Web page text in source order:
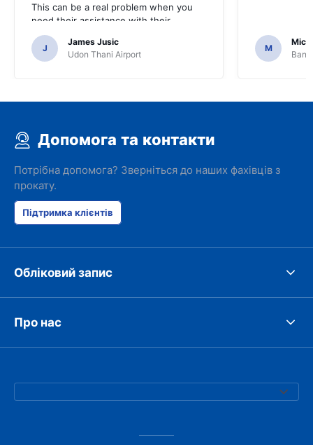
This can be a real problem when you
need their assistance with their
services or car.
J
James Jusic
Udon Thani Airport
M
Допомога та контакти
Потрібна допомога? Зверніться до наших фахівців з
прокату.
Підтримка клієнтів
Обліковий запис
Про нас